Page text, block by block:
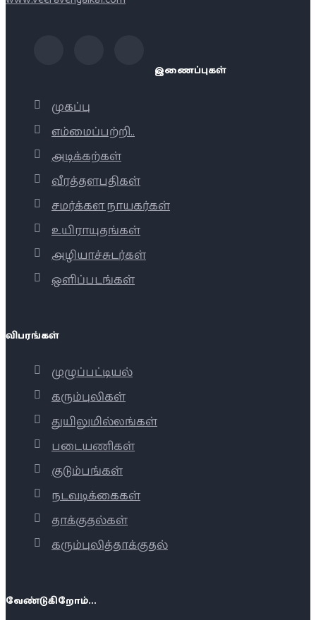
இணைப்புகள்
முகப்பு
எம்மைப்பற்றி..
அடிக்கற்கள்
வீரத்தளபதிகள்
சமர்க்கள நாயகர்கள்
உயிராயுதங்கள்
அழியாச்சுடர்கள்
ஒளிப்படங்கள்
விபரங்கள்
முழுப்பட்டியல்
கரும்புலிகள்
துயிலுமில்லங்கள்
படையணிகள்
குடும்பங்கள்
நடவடிக்கைகள்
தாக்குதல்கள்
கரும்புலித்தாக்குதல்
வேண்டுகிறோம்...